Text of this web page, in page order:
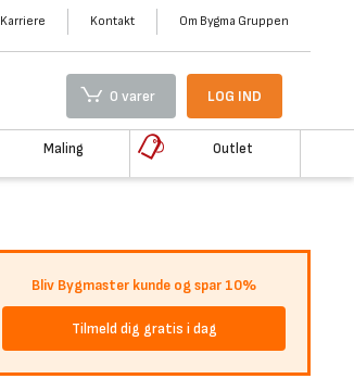
Karriere Kontakt Om Bygma Gruppen
0 varer LOG IND
Maling Outlet
Bliv Bygmaster kunde og spar 10%
Tilmeld dig gratis i dag